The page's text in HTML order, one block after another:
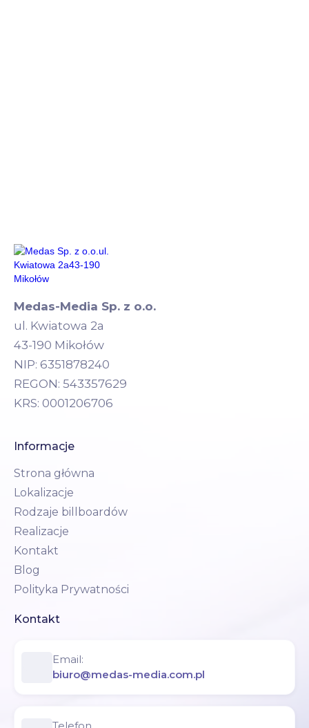
Medas-Media Sp. z o.o.
ul. Kwiatowa 2a
43-190 Mikołów
NIP: 6351878240
REGON: 543357629
KRS: 0001206706
Informacje
Strona główna
Lokalizacje
Rodzaje billboardów
Realizacje
Kontakt
Blog
Polityka Prywatności
Kontakt
Email:
biuro@medas-media.com.pl